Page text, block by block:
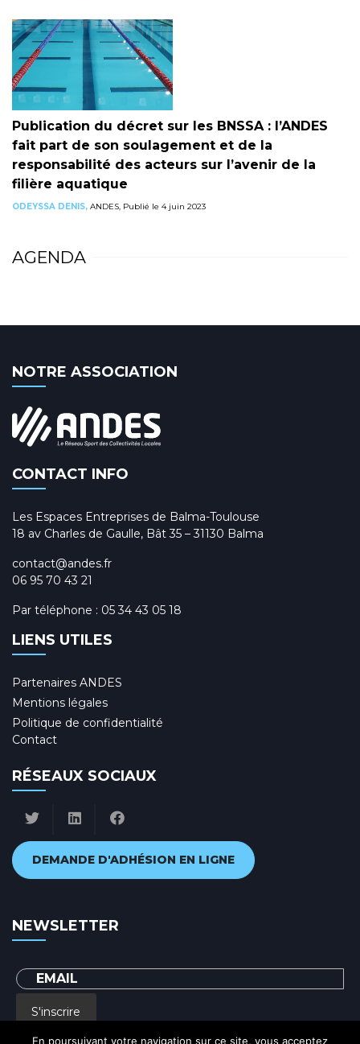
Publication du décret sur les BNSSA : l’ANDES
fait part de son soulagement et de la
responsabilité des acteurs sur l’avenir de la
filière aquatique
ODEYSSA DENIS, ANDES, Publié le 4 juin 2023
AGENDA
NOTRE ASSOCIATION
CONTACT INFO
Les Espaces Entreprises de Balma-Toulouse
18 av Charles de Gaulle, Bât 35 – 31130 Balma
contact@andes.fr
06 95 70 43 21
Par téléphone : 05 34 43 05 18
LIENS UTILES
Partenaires ANDES
Mentions légales
Politique de confidentialité
Contact
RÉSEAUX SOCIAUX
DEMANDE D'ADHÉSION EN LIGNE
NEWSLETTER
S'inscrire
En poursuivant votre navigation sur ce site, vous acceptez